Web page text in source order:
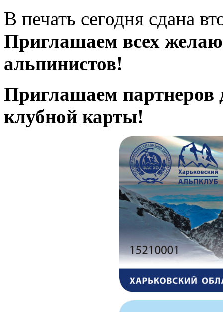
В печать сегодня сдана
Приглашаем всех
альпинистов!
Приглашаем партнеров
клубной карты!